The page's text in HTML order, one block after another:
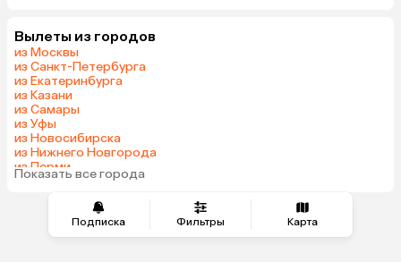
Подписка Фильтры Карта
Вылеты из городов
из Москвы
из Санкт-Петербурга
из Екатеринбурга
из Казани
из Самары
из Уфы
из Новосибирска
из Нижнего Новгорода
из Перми
из Сочи
Показать все города